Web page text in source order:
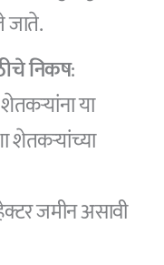
जाते.
निकष:
या
शेतकऱ्यांच्या
जमीन असावी